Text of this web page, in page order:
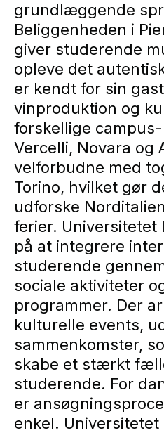
grundlæggende
Beliggenheden i
giver studerende
opleve det
er kendt for sin
vinproduktion og
forskellige
Vercelli, Novara og
velforbudne med
Torino, hvilket gør
udforske
ferier.
på at integrere
studerende
sociale aktiviteter
programmer. Der
kulturelle events,
sammenkomster,
skabe et stærkt
studerende. For
er
enkel.